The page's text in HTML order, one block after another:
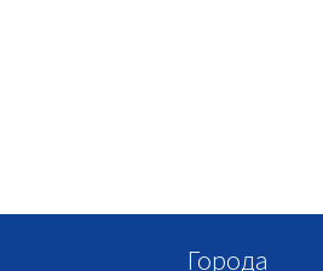
Города